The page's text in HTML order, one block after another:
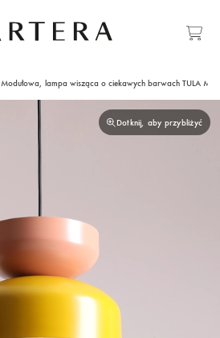
Modułowa, lampa wisząca o ciekawych barwach TULA
Dotknij, aby przybliżyć